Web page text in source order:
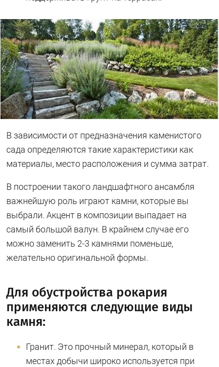
В зависимости от предназначения каменистого
сада определяются такие характеристики как
материалы, место расположения и сумма затрат.
В построении такого ландшафтного ансамбля
важнейшую роль играют камни, которые вы
выбрали. Акцент в композиции выпадает на
самый большой валун. В крайнем случае его
можно заменить 2-3 камнями поменьше,
желательно оригинальной формы.
Для обустройства рокария
применяются следующие виды
камня:
Гранит. Это прочный минерал, который в
местах добычи широко используется при